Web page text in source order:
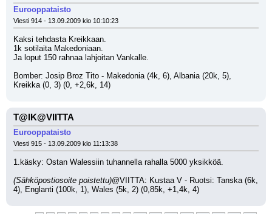
Eurooppataisto
Viesti 914 - 13.09.2009 klo 10:10:23
Kaksi tehdasta Kreikkaan.
1k sotilaita Makedoniaan.
Ja loput 150 rahnaa lahjoitan Vankalle.
Bomber: Josip Broz Tito - Makedonia (4k, 6), Albania (20k, 5),
Kreikka (0, 3) (0, +2,6k, 14)
T@IK@VIITTA
Eurooppataisto
Viesti 915 - 13.09.2009 klo 11:13:38
1.käsky: Ostan Walessiin tuhannella rahalla 5000 yksikköä.
(Sähköpostiosoite poistettu)@VIITTA: Kustaa V - Ruotsi: Tanska (6k,
4), Englanti (100k, 1), Wales (5k, 2) (0,85k, +1,4k, 4)